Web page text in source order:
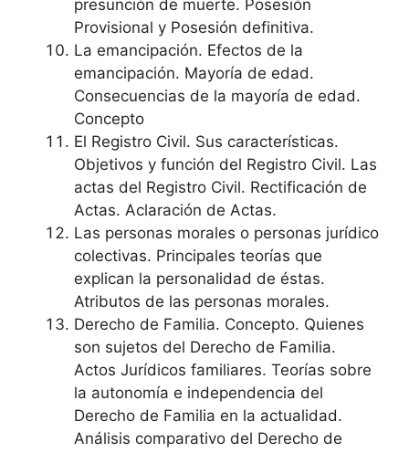
presunción de muerte. Posesión
Provisional y Posesión definitiva.
La emancipación. Efectos de la
emancipación. Mayoría de edad.
Consecuencias de la mayoría de edad.
Concepto
El Registro Civil. Sus características.
Objetivos y función del Registro Civil. Las
actas del Registro Civil. Rectificación de
Actas. Aclaración de Actas.
Las personas morales o personas jurídico
colectivas. Principales teorías que
explican la personalidad de éstas.
Atributos de las personas morales.
Derecho de Familia. Concepto. Quienes
son sujetos del Derecho de Familia.
Actos Jurídicos familiares. Teorías sobre
la autonomía e independencia del
Derecho de Familia en la actualidad.
Análisis comparativo del Derecho de